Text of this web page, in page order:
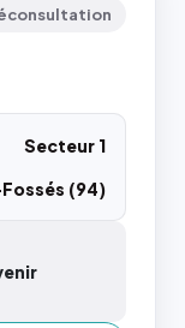
Secteur 1
(94)